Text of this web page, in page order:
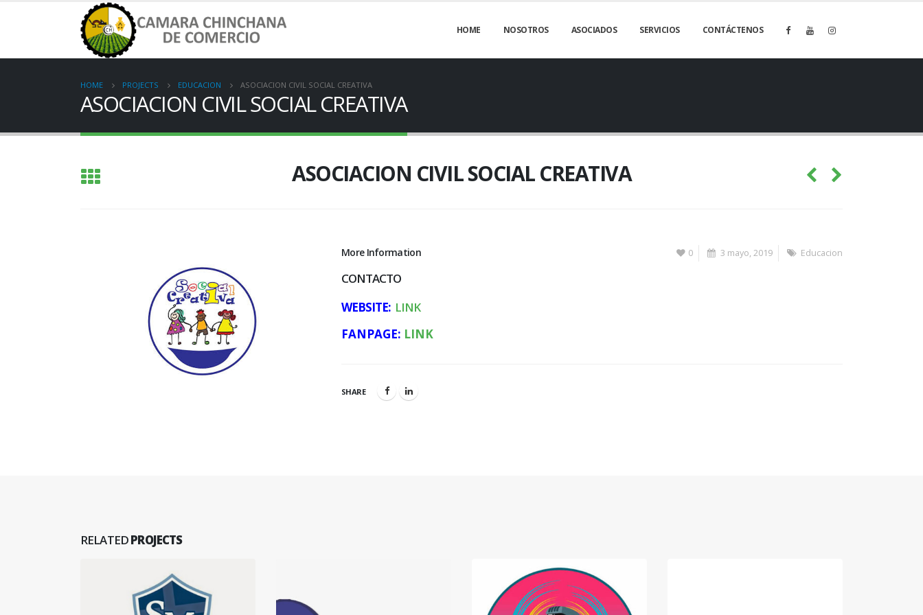
HOME NOSOTROS ASOCIADOS SERVICIOS CONTÁCTENOS
HOME PROJECTS EDUCACION ASOCIACION CIVIL SOCIAL CREATIVA
ASOCIACION CIVIL SOCIAL CREATIVA
ASOCIACION CIVIL SOCIAL CREATIVA
0 3 mayo, 2019 Educacion
More Information
CONTACTO
WEBSITE: LINK
FANPAGE: LINK
SHARE
RELATEDPROJECTS